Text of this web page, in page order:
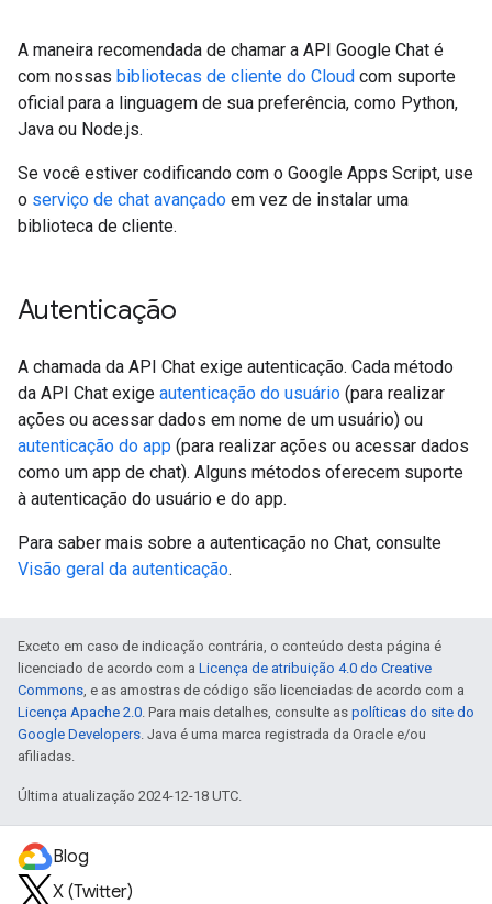
A maneira recomendada de chamar a API Google Chat é
com nossas bibliotecas de cliente do Cloud com suporte
oficial para a linguagem de sua preferência, como Python,
Java ou Node.js.
Se você estiver codificando com o Google Apps Script, use
o serviço de chat avançado em vez de instalar uma
biblioteca de cliente.
Autenticação
A chamada da API Chat exige autenticação. Cada método
da API Chat exige autenticação do usuário (para realizar
ações ou acessar dados em nome de um usuário) ou
autenticação do app (para realizar ações ou acessar dados
como um app de chat). Alguns métodos oferecem suporte
à autenticação do usuário e do app.
Para saber mais sobre a autenticação no Chat, consulte
Visão geral da autenticação.
Exceto em caso de indicação contrária, o conteúdo desta página é
licenciado de acordo com a Licença de atribuição 4.0 do Creative
Commons, e as amostras de código são licenciadas de acordo com a
Licença Apache 2.0. Para mais detalhes, consulte as políticas do site do
Google Developers. Java é uma marca registrada da Oracle e/ou
afiliadas.
Última atualização 2024-12-18 UTC.
Blog
X (Twitter)